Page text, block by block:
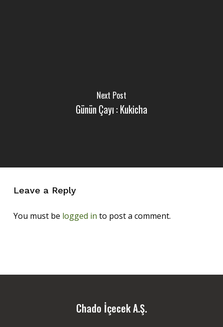
Next Post
Günün Çayı : Kukicha
Leave a Reply
You must be logged in to post a comment.
Chado İçecek A.Ş.